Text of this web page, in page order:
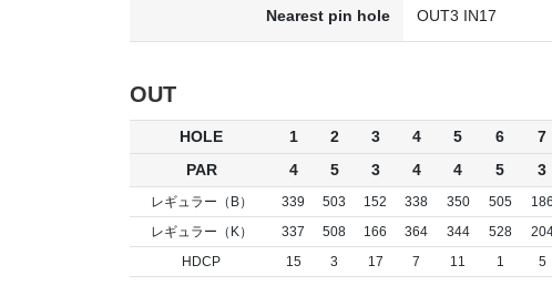
Nearest pin hole OUT3 IN17
OUT
HOLE 1 2 3 4 5 6 7
PAR
4 5 3 4 4 5 3
レギュラー（B） 339 503 152 338 350 505 186
レギュラー（K）
337 508 166 364 344 528
HDCP
15 3 17 7 11 1 5